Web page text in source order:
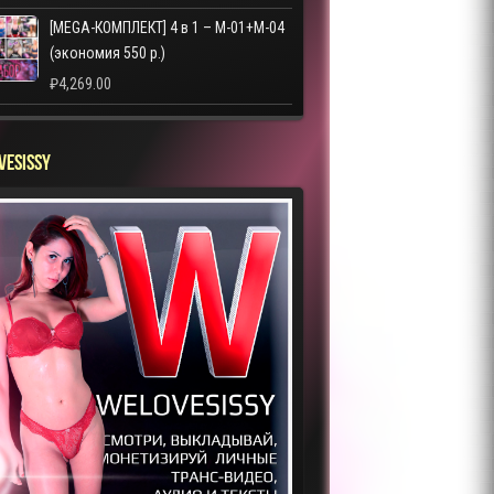
[MEGA-КОМПЛЕКТ] 4 в 1 – M-01+M-04
(экономия 550 р.)
₽4,269.00